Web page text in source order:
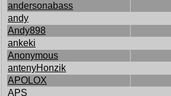
andersonabass
andy
Andy898
ankeki
Anonymous
antenyHonzik
APOLOX
APS